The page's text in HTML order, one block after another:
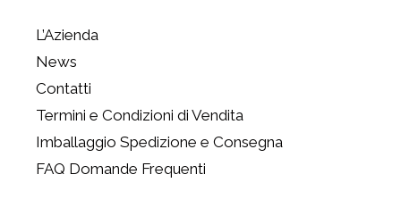
L’Azienda
News
Contatti
Termini e Condizioni di Vendita
Imballaggio Spedizione e Consegna
FAQ Domande Frequenti